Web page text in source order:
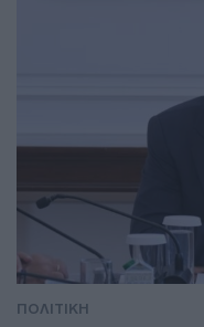
ΠΟΛΙΤΙΚΗ